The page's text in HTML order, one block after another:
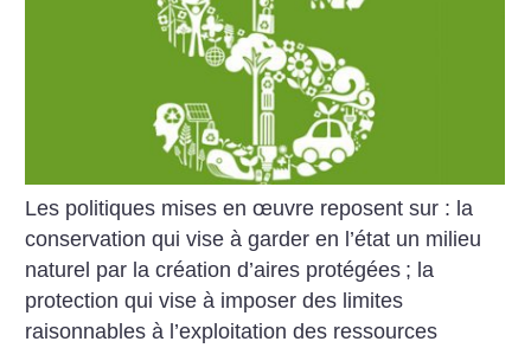
Les politiques mises en œuvre reposent sur : la
conservation qui vise à garder en l’état un milieu
naturel par la création d’aires protégées ; la
protection qui vise à imposer des limites
raisonnables à l’exploitation des ressources